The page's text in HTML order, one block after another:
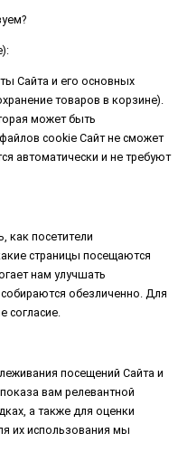
Сайта и его основных
товаров в корзине).
может быть
cookie Сайт не сможет
автоматически и не требуют
как посетители
страницы посещаются
нам улучшать
обезличенно. Для
посещений Сайта и
вам релевантной
а также для оценки
их использования мы